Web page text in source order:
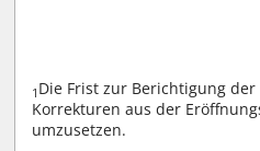
1 Die Frist zur Berichtigung der
Korrekturen aus der
umzusetzen.